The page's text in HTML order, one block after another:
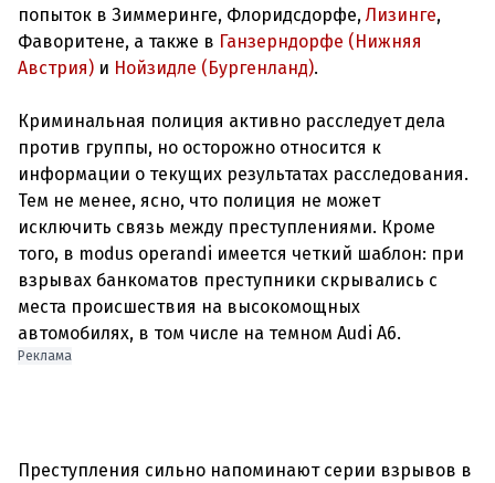
попыток в Зиммеринге, Флоридсдорфе, Лизинге,
Фаворитене, а также в Ганзерндорфе (Нижняя
Австрия) и Нойзидле (Бургенланд).
Криминальная полиция активно расследует дела
против группы, но осторожно относится к
информации о текущих результатах расследования.
Тем не менее, ясно, что полиция не может
исключить связь между преступлениями. Кроме
того, в modus operandi имеется четкий шаблон: при
взрывах банкоматов преступники скрывались с
места происшествия на высокомощных
автомобилях, в том числе на темном Audi A6.
Реклама
Преступления сильно напоминают серии взрывов в